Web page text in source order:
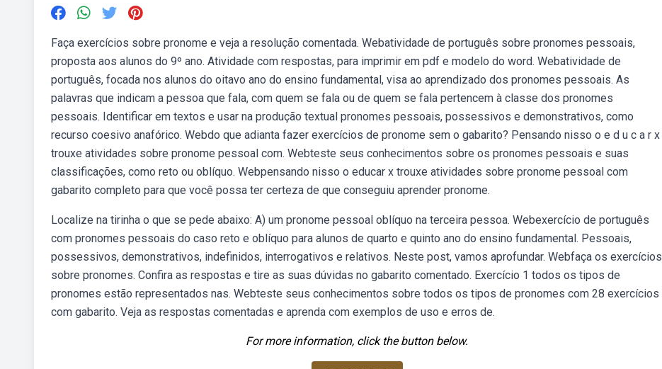
Faça exercícios sobre pronome e veja a resolução comentada. Webatividade de português sobre pronomes pessoais,
proposta aos alunos do 9º ano. Atividade com respostas, para imprimir em pdf e modelo do word. Webatividade de
português, focada nos alunos do oitavo ano do ensino fundamental, visa ao aprendizado dos pronomes pessoais. As
palavras que indicam a pessoa que fala, com quem se fala ou de quem se fala pertencem à classe dos pronomes
pessoais. Identificar em textos e usar na produção textual pronomes pessoais, possessivos e demonstrativos, como
recurso coesivo anafórico. Webdo que adianta fazer exercícios de pronome sem o gabarito? Pensando nisso o e d u c a r x
trouxe atividades sobre pronome pessoal com. Webteste seus conhecimentos sobre os pronomes pessoais e suas
classificações, como reto ou oblíquo. Webpensando nisso o educar x trouxe atividades sobre pronome pessoal com
gabarito completo para que você possa ter certeza de que conseguiu aprender pronome.
Localize na tirinha o que se pede abaixo: A) um pronome pessoal oblíquo na terceira pessoa. Webexercício de português
com pronomes pessoais do caso reto e oblíquo para alunos de quarto e quinto ano do ensino fundamental. Pessoais,
possessivos, demonstrativos, indefinidos, interrogativos e relativos. Neste post, vamos aprofundar. Webfaça os exercícios
sobre pronomes. Confira as respostas e tire as suas dúvidas no gabarito comentado. Exercício 1 todos os tipos de
pronomes estão representados nas. Webteste seus conhecimentos sobre todos os tipos de pronomes com 28 exercícios
com gabarito. Veja as respostas comentadas e aprenda com exemplos de uso e erros de.
For more information, click the button below.